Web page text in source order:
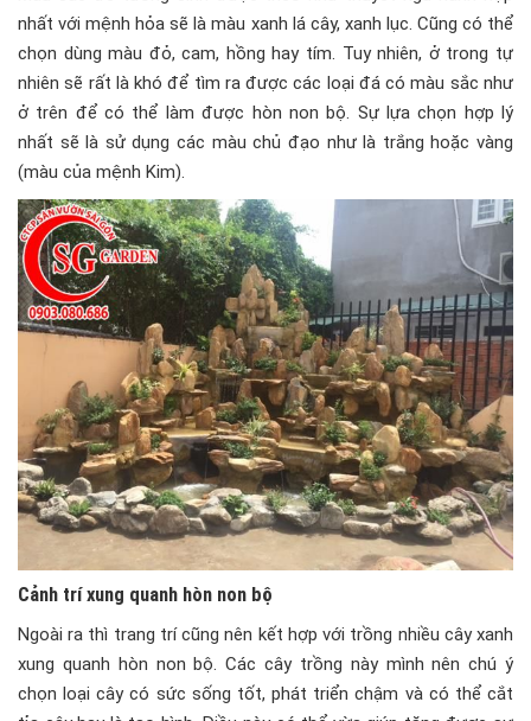
nhất với mệnh hỏa sẽ là màu xanh lá cây, xanh lục. Cũng có thể
chọn dùng màu đỏ, cam, hồng hay tím. Tuy nhiên, ở trong tự
nhiên sẽ rất là khó để tìm ra được các loại đá có màu sắc như
ở trên để có thể làm được hòn non bộ. Sự lựa chọn hợp lý
nhất sẽ là sử dụng các màu chủ đạo như là trắng hoặc vàng
(màu của mệnh Kim).
Cảnh trí xung quanh hòn non bộ
Ngoài ra thì trang trí cũng nên kết hợp với trồng nhiều cây xanh
xung quanh hòn non bộ. Các cây trồng này mình nên chú ý
chọn loại cây có sức sống tốt, phát triển chậm và có thể cắt